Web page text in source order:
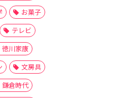
お菓子
テレビ
徳川家康
文房具
鎌倉時代